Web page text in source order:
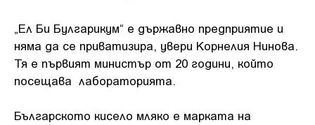
„Ел Би Булгарикум“ е държавно предприятие и
няма да се приватизира, увери Корнелия Нинова.
Тя е първият министър от 20 години, който
посещава лабораторията.
Българското кисело мляко е марката на